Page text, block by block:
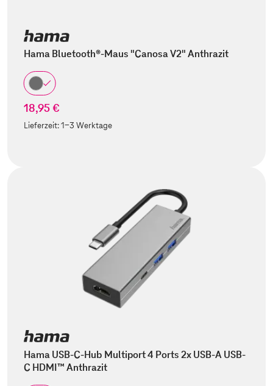
Hama Bluetooth®-Maus "Canosa V2" Anthrazit
18,95 €
Lieferzeit:1-3 Werktage
Hama USB-C-Hub Multiport 4 Ports 2x USB-A USB-
C HDMI™ Anthrazit